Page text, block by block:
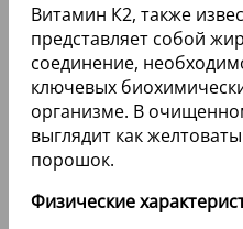
Витамин К2, также
представляет собой
соединение,
ключевых
организме. В
выглядит как
порошок.
Физические